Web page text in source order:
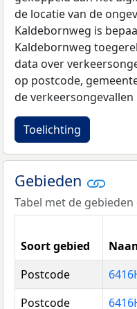
de locatie van de
Kaldebornweg is
Kaldebornweg
data over
op postcode,
de verkeersongevallen
Toelichting
Gebieden
Tabel met de gebieden
Soort gebied
Postcode
Postcode